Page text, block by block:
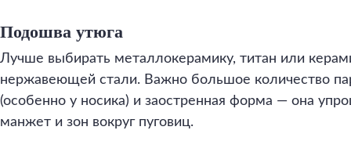
Подошва утюга
Лучше выбирать металлокерамику, титан или
нержавеющей стали. Важно большое количество
(особенно у носика) и заостренная форма — она
манжет и зон вокруг пуговиц.